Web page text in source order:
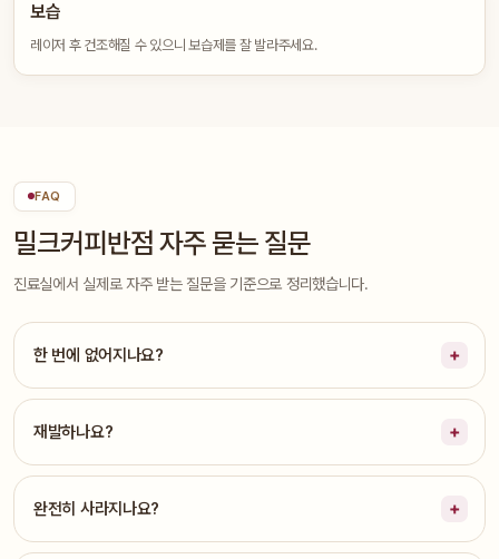
보습
레이저 후 건조해질 수 있으니 보습제를 잘 발라주세요.
FAQ
밀크커피반점 자주 묻는 질문
진료실에서 실제로 자주 받는 질문을 기준으로 정리했습니다.
한 번에 없어지나요?
재발하나요?
완전히 사라지나요?